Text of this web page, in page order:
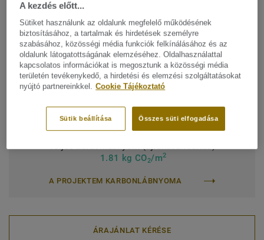
MŰSZAKI ÉS KÖRNYEZETVÉDELMI ELŐÍRÁSOK
Terméktípus:Homogén PVC padlóburkolat
Kötőanyag-tartalom:Type I
Kereskedelmi besorolás:31 Moderate
Teljes vastagság:2,50 mm
Koptatóréteg vastagság:2 mm
Teljes karbonlábnyom (újrahasznosítás)
1.81 kg CO2/m2
A PROJEKTEM KARBONLÁBNYOMA
ÁRAJÁNLAT KÉRÉSE
A kezdés előtt...
Sütiket használunk az oldalunk megfelelő működésének
biztosításához, a tartalmak és hirdetések személyre
szabásához, közösségi média funkciók felkínálásához és az
oldalunk látogatottságának elemzéséhez. Oldalhasználattal
kapcsolatos információkat is megosztunk a közösségi média
területén tevékenykedő, a hirdetési és elemzési szolgáltatásokat
nyújtó partnereinkkel. Cookie Tájékoztató
Összes süti elfogadása
Sütik beállítása